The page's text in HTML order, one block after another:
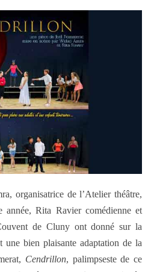
organisatrice de l’Atelier théâtre,
année, Rita Ravier comédienne et
de Cluny ont donné sur la
une bien plaisante adaptation de la
Cendrillon, palimpseste de ce